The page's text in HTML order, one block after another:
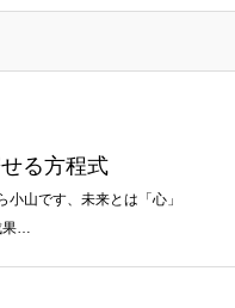
る方程式
小山です、未来とは「心」
果…